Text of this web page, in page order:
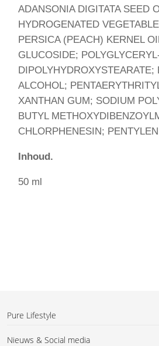
ADANSONIA DIGITATA SEED
HYDROGENATED
PERSICA (PEACH) KERNEL
GLUCOSIDE;
DIPOLYHYDROXYSTEARATE;
ALCOHOL;
XANTHAN GUM; SODIUM
BUTYL
CHLORPHENESIN;
Inhoud.
50 ml
Pure Lifestyle
Nieuws & Social media